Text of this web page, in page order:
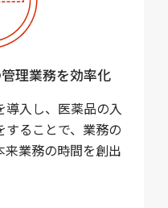
理業務を効率化
導入し、医薬品の入
ることで、業務の
業務の時間を創出